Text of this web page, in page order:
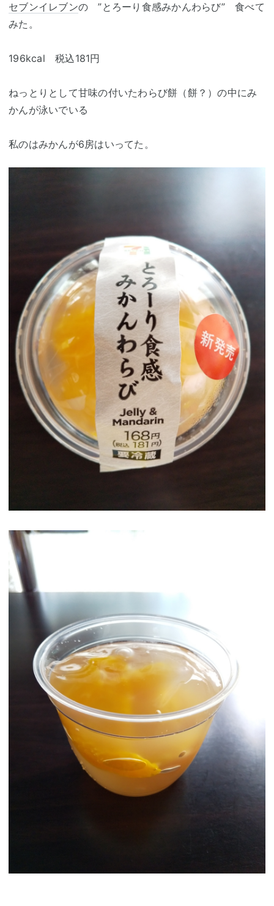
セブンイレブンの ”とろーり食感みかんわらび” 食べて
みた。
196kcal 税込181円
ねっとりとして甘味の付いたわらび餅（餅？）の中にみ
かんが泳いでいる
私のはみかんが6房はいってた。